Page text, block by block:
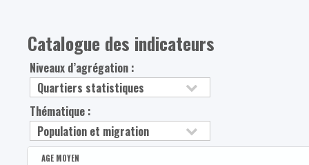
Catalogue des indicateurs
Niveaux d’agrégation :
Thématique :
AGE MOYEN